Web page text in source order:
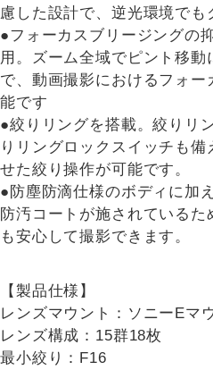
慮した設計で、逆光環境でも
●フォーカスブリージングの
用。ズーム全域でピント移
で、動画撮影におけるフォ
能です
●絞りリングを搭載。絞りリ
りリングロックスイッチも
せた絞り操作が可能です。
●防塵防滴仕様のボディに加
防汚コートが施されている
も安心して撮影できます。
【製品仕様】
レンズマウント：ソニーEマ
レンズ構成：15群18枚
最小絞り：F16